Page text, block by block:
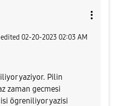
‎02-20-2023 02:03 AM
yaziyor. Pilin
zaman gecmesi
ögreniliyor yazisi